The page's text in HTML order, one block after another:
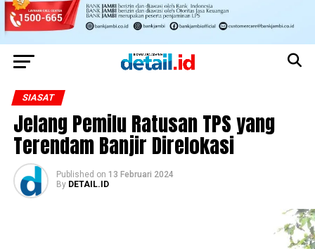
SIASAT
Jelang Pemilu Ratusan TPS yang
Terendam Banjir Direlokasi
Published on 13 Februari 2024
By DETAIL.ID